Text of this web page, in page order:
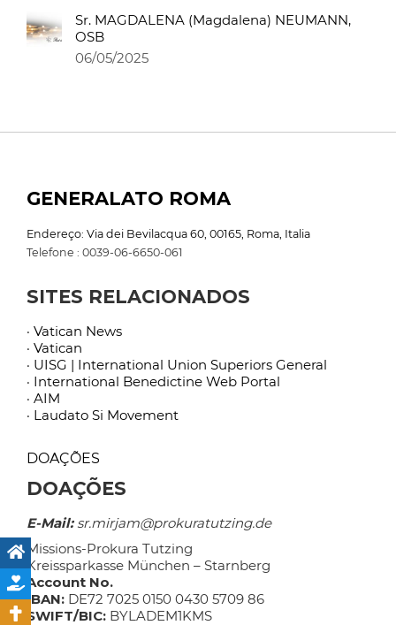
Sr. MAGDALENA (Magdalena) NEUMANN,
OSB
06/05/2025
GENERALATO ROMA
Endereço: Via dei Bevilacqua 60, 00165, Roma, Italia
Telefone : 0039-06-6650-061
SITES RELACIONADOS
· Vatican News
· Vatican
· UISG | International Union Superiors General
· International Benedictine Web Portal
· AIM
· Laudato Si Movement
DOAÇÕES
DOAÇÕES
E-Mail:sr.mirjam@prokuratutzing.de
Missions-Prokura Tutzing
Kreissparkasse München – Starnberg
Account No.
IBAN: DE72 7025 0150 0430 5709 86
SWIFT/BIC: BYLADEM1KMS